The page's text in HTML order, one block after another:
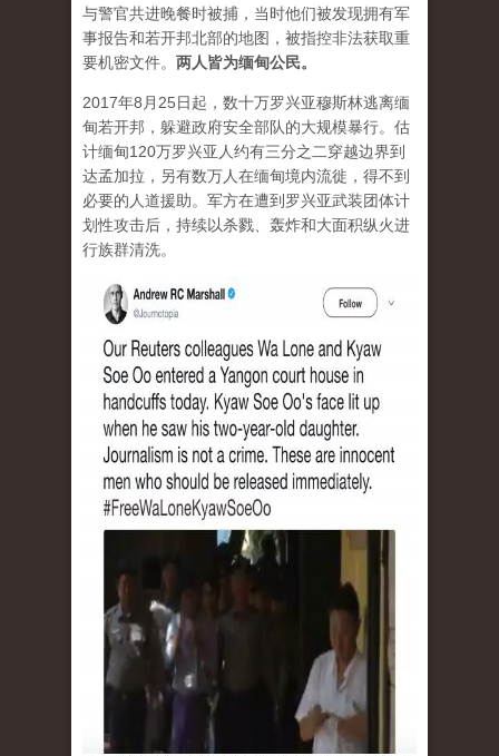
与警官共进晚餐时被捕，当时他们被发现拥有军
事报告和若开邦北部的地图，被指控非法获取重
要机密文件。 两人皆为缅甸公民。
2017年8月25日起，数十万罗兴亚穆斯林逃离缅
甸若开邦，躲避政府安全部队的大规模暴行。估
计缅甸120万罗兴亚人约有三分之二穿越边界到
达孟加拉，另有数万人在缅甸境内流徙，得不到
必要的人道援助。军方在遭到罗兴亚武装团体计
划性攻击后，持续以杀戮、轰炸和大面积纵火进
行族群清洗。